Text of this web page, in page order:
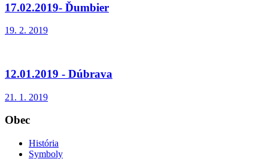
17.02.2019- Ďumbier
19. 2. 2019
12.01.2019 - Dúbrava
21. 1. 2019
Obec
História
Symboly